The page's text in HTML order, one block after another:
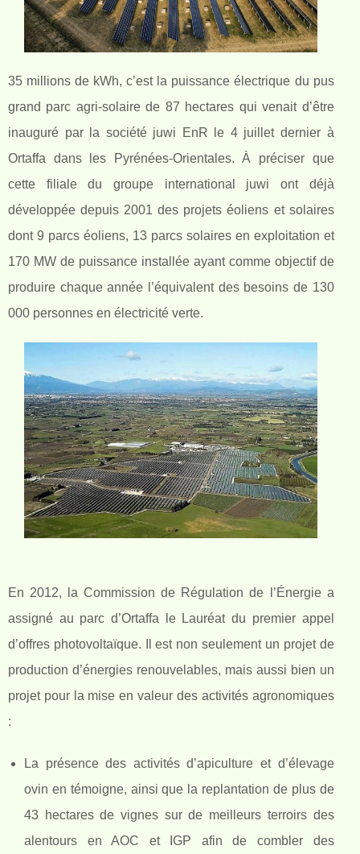
35 millions de kWh, c’est la puissance électrique du pus
grand parc agri-solaire de 87 hectares qui venait d’être
inauguré par la société juwi EnR le 4 juillet dernier à
Ortaffa dans les Pyrénées-Orientales. À préciser que
cette filiale du groupe international juwi ont déjà
développée depuis 2001 des projets éoliens et solaires
dont 9 parcs éoliens, 13 parcs solaires en exploitation et
170 MW de puissance installée ayant comme objectif de
produire chaque année l’équivalent des besoins de 130
000 personnes en électricité verte.
En 2012, la Commission de Régulation de l’Énergie a
assigné au parc d’Ortaffa le Lauréat du premier appel
d’offres photovoltaïque. Il est non seulement un projet de
production d’énergies renouvelables, mais aussi bien un
projet pour la mise en valeur des activités agronomiques
:
La présence des activités d’apiculture et d’élevage
ovin en témoigne, ainsi que la replantation de plus de
43 hectares de vignes sur de meilleurs terroirs des
alentours en AOC et IGP afin de combler des